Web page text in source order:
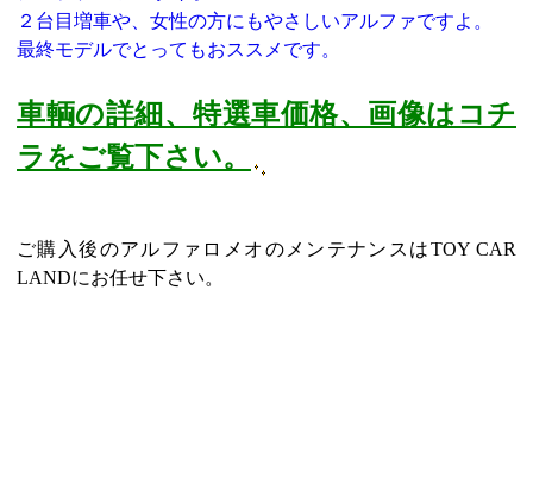
２台目増車や、女性の方にもやさしいアルファですよ。
最終モデルでとってもおススメです。
車輌の詳細、特選車価格、画像はコチ
ラをご覧下さい。
ご購入後のアルファロメオのメンテナンスはTOY CAR
LANDにお任せ下さい。